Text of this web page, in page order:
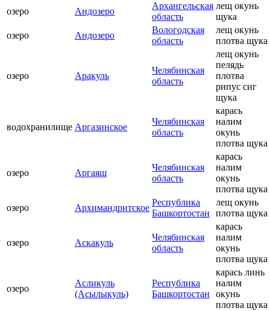
озеро
Андозеро
Архангельская
область
лещ окунь
щука
озеро
Андозеро
Вологодская
область
лещ окунь
плотва щука
озеро Аракуль
Челябинская
область
лещ окунь
пелядь
плотва
рипус сиг
щука
водохранилище Аргазинское
Челябинская
область
карась
налим
окунь
плотва щука
озеро Аргаяш
Челябинская
область
карась
налим
окунь
плотва щука
озеро
Архимандритское
Республика
Башкортостан
лещ окунь
плотва щука
озеро Аскакуль
Челябинская
область
карась
налим
окунь
плотва щука
озеро
Асликуль
(Асылыкуль)
Республика
Башкортостан
карась линь
налим
окунь
плотва щука